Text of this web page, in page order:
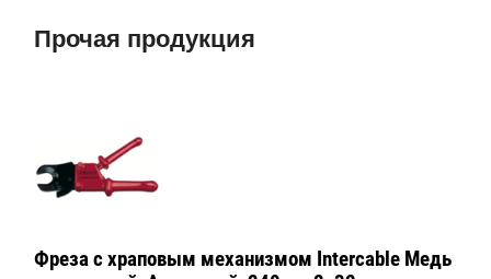
Прочая продукция
Фреза с храповым механизмом Intercable Медь